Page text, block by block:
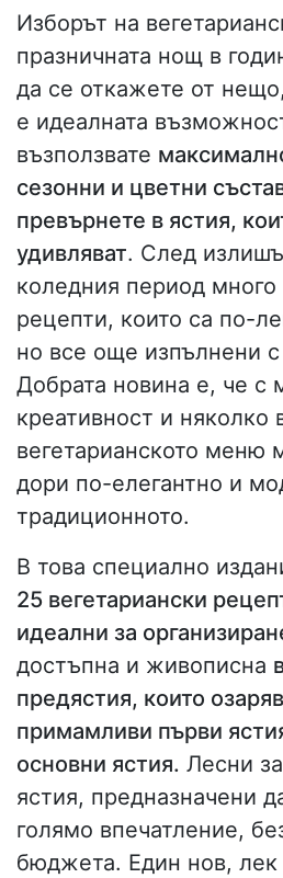
Изборът на
празничната нощ в
да се откажете от
е идеалната
възползвате
сезонни и цветни
превърнете в ястия,
удивляват. След
коледния период много
рецепти, които са по-
но все още изпълнени
Добрата новина е, че с
креативност и няколко
вегетарианското меню
дори по-елегантно и
традиционното.
В това специално
25 вегетариански
идеални за
достъпна и живописна
предястия, които
примамливи първи
основни ястия. Лесни
ястия, предназначени
голямо впечатление,
бюджета. Един нов, лек